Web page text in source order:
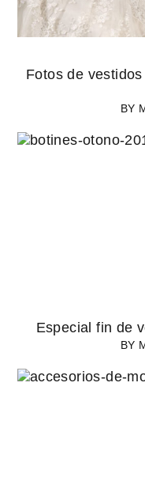
Fotos de
BY
Especial fin de
BY